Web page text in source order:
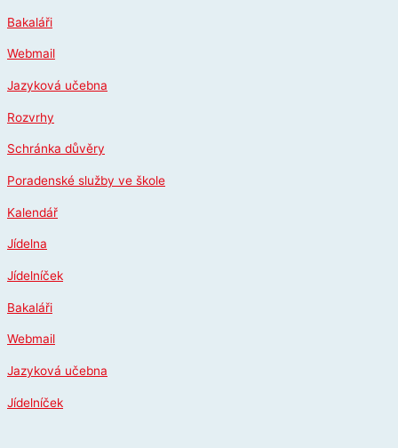
na
obsah
Bakaláři
Webmail
Jazyková učebna
Rozvrhy
Schránka důvěry
Poradenské služby ve škole
Kalendář
Jídelna
Jídelníček
Bakaláři
Webmail
Jazyková učebna
Jídelníček